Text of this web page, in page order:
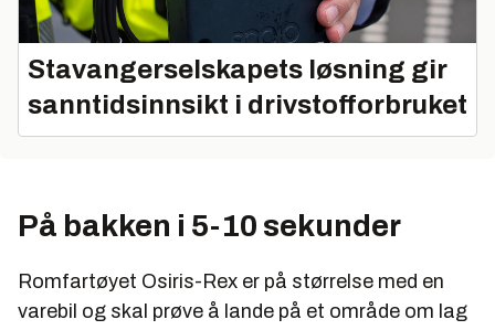
Stavangerselskapets løsning gir
sanntidsinnsikt i drivstofforbruket
På bakken i 5-10 sekunder
Romfartøyet Osiris-Rex er på størrelse med en
varebil og skal prøve å lande på et område om lag